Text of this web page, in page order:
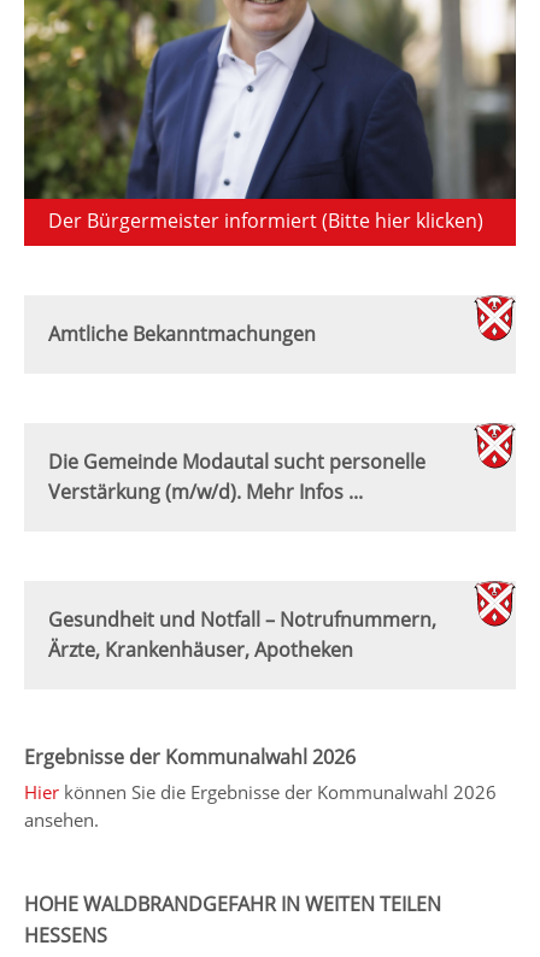
Der Bürgermeister informiert (Bitte hier klicken)
Amtliche Bekanntmachungen
Die Gemeinde Modautal sucht personelle
Verstärkung (m/w/d). Mehr Infos ...
Gesundheit und Notfall – Notrufnummern,
Ärzte, Krankenhäuser, Apotheken
Ergebnisse der Kommunalwahl 2026
Hier können Sie die Ergebnisse der Kommunalwahl 2026
ansehen.
HOHE WALDBRANDGEFAHR IN WEITEN TEILEN
HESSENS